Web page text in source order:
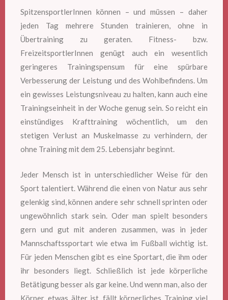
SpitzensportlerInnen können – und müssen – daher
jeden Tag mehrere Stunden trainieren, ohne in
Übertraining zu geraten. Fitness- bzw.
FreizeitsportlerInnen genügt auch ein wesentlich
geringeres Trainingspensum für eine spürbare
Verbesserung der Leistung und des Wohlbefindens. Um
ein gewisses Leistungsniveau zu halten, kann auch eine
Trainingseinheit in der Woche genug sein. So reicht ein
einstündiges Krafttraining wöchentlich, um den
stetigen Verlust an Muskelmasse zu verhindern, der
ohne Training mit dem 25. Lebensjahr beginnt.
Jeder Mensch ist in unterschiedlicher Weise für den
Sport talentiert. Während die einen von Natur aus sehr
gelenkig sind, können andere sehr schnell sprinten oder
ungewöhnlich stark sein. Oder man spielt besonders
gern und gut mit anderen zusammen, was in jeder
Mannschaftssportart wie etwa im Fußball wichtig ist.
Für jeden Menschen gibt es eine Sportart, die ihm oder
ihr besonders liegt. Schließlich ist jede körperliche
Betätigung besser als gar keine. Und wenn man, also der
Körper, etwas älter ist, fällt körperliches Training viel